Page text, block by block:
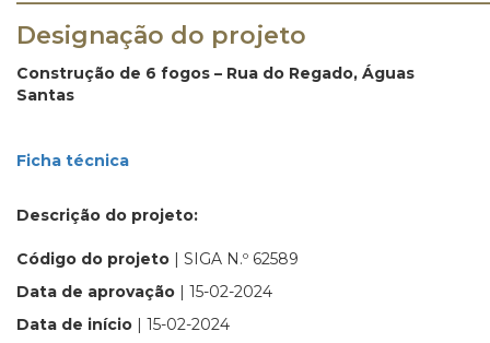
Designação do projeto
Construção de 6 fogos – Rua do Regado, Águas
Santas
Ficha técnica
Descrição do projeto:
Código do projeto | SIGA N.º 62589
Data de aprovação | 15-02-2024
Data de início | 15-02-2024